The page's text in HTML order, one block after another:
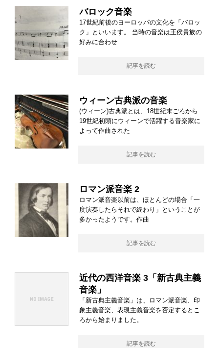
バロック音楽
17世紀前後のヨーロッパの文化を「バロッ
ク」といいます。 当時の音楽は王侯貴族の
好みに合わせ
記事を読む
ウィーン古典派の音楽
(ウィーン)古典派とは、18世紀末ごろから
19世紀初頭にウィーンで活躍する音楽家に
よって作曲された
記事を読む
ロマン派音楽 2
ロマン派音楽以前は、ほとんどの場合「一
度演奏したらそれで終わり」ということが
多かったようです。作曲
記事を読む
近代の西洋音楽 3「新古典主義
音楽」
「新古典主義音楽」は、ロマン派音楽、印
象主義音楽、表現主義音楽を否定するとこ
ろから始まりました。
記事を読む